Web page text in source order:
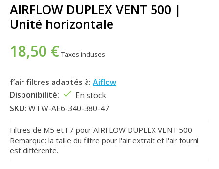
AIRFLOW DUPLEX VENT 500 |
Unité horizontale
18,50 € Taxes incluses
f’air filtres adaptés à: Aiflow
Disponibilité:
En stock
SKU: WTW-AE6-340-380-47
Filtres de M5 et F7 pour AIRFLOW DUPLEX VENT 500
Remarque: la taille du filtre pour l'air extrait et l'air fourni
est différente.